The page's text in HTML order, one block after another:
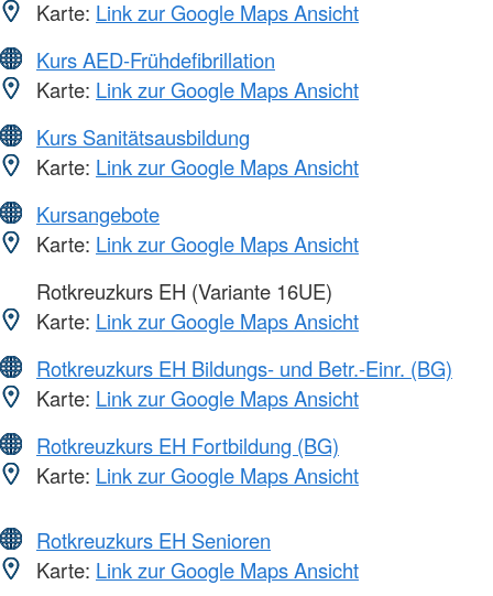
Karte: Link zur Google Maps Ansicht
Kurs AED-Frühdefibrillation
Karte: Link zur Google Maps Ansicht
Kurs Sanitätsausbildung
Karte: Link zur Google Maps Ansicht
Kursangebote
Karte: Link zur Google Maps Ansicht
Rotkreuzkurs EH (Variante 16UE)
Karte: Link zur Google Maps Ansicht
Rotkreuzkurs EH Bildungs- und Betr.-Einr. (BG)
Karte: Link zur Google Maps Ansicht
Rotkreuzkurs EH Fortbildung (BG)
Karte: Link zur Google Maps Ansicht
Rotkreuzkurs EH Senioren
Karte: Link zur Google Maps Ansicht